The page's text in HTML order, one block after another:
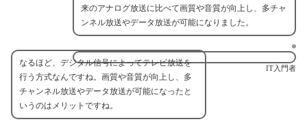
来のアナログ放送に比べて画質や音質が向上し、多チャ
ンネル放送やデータ放送が可能になりました。
IT入門者
なるほど、デジタル信号によってテレビ放送を
行う方式なんですね。画質や音質が向上し、多
チャンネル放送やデータ放送が可能になったと
いうのはメリットですね。